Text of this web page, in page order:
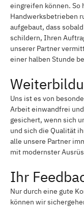
eingreifen können. So
Handwerksbetrieben
aufgebaut, dass
schildern, Ihren
unserer Partner
einer halben Stunde
Uns ist es von
Arbeit einwandfrei
gesichert, wenn sich
und sich die Qualität
alle unsere Partner
mit modernster
Ihr
Nur durch eine gute
können wir